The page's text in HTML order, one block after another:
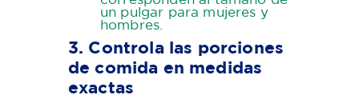
un pulgar para mujeres y
hombres.
3. Controla las porciones
de comida en medidas
exactas